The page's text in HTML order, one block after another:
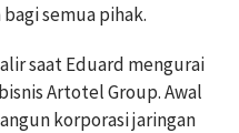
semua pihak.
saat Eduard mengurai
Artotel Group. Awal
korporasi jaringan